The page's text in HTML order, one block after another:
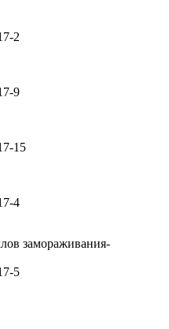
2
9
15
4
замораживания-
5